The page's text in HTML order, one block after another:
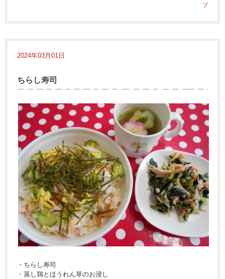
プ
2024年03月01日
ちらし寿司
・ちらし寿司
・蒸し鶏とほうれん草のお浸し